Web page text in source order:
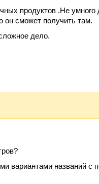
продуктов .Не
он сможет получить там.
дело.
вариантами названий с